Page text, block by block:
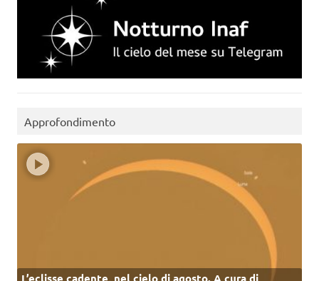
Approfondimento
L’eclisse cadente, nel cielo di agosto. A cura di